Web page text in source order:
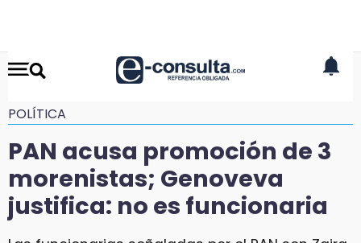
POLÍTICA
PAN acusa promoción de 3
morenistas; Genoveva
justifica: no es funcionaria